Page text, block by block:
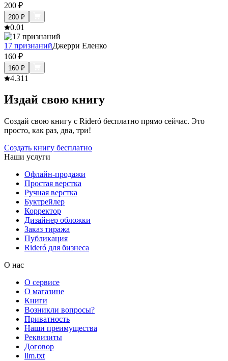
200 ₽
200 ₽
0.01
17 признанийДжерри Еленко
160 ₽
160 ₽
4.311
Издай свою книгу
Создай свою книгу с Rideró бесплатно прямо сейчас. Это
просто, как раз, два, три!
Создать книгу бесплатно
Наши услуги
Офлайн-продажи
Простая верстка
Ручная верстка
Буктрейлер
Корректор
Дизайнер обложки
Заказ тиража
Публикация
Rideró для бизнеса
О нас
О сервисе
О магазине
Книги
Возникли вопросы?
Приватность
Наши преимущества
Реквизиты
Договор
llm.txt